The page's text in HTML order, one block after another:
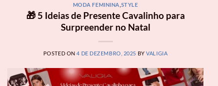
MODA FEMININA STYLE
🎁 5 Ideias de Presente Cavalinho para
Surpreender no Natal
POSTED ON4 DE DEZEMBRO, 2025 BYVALIGIA